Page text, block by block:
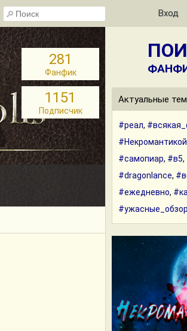
Вход
281
Фанфик
1151
Подписчик
Актуальные
#реал,
#самопиар, #в5,
#dragonlance,
#ежедневно,